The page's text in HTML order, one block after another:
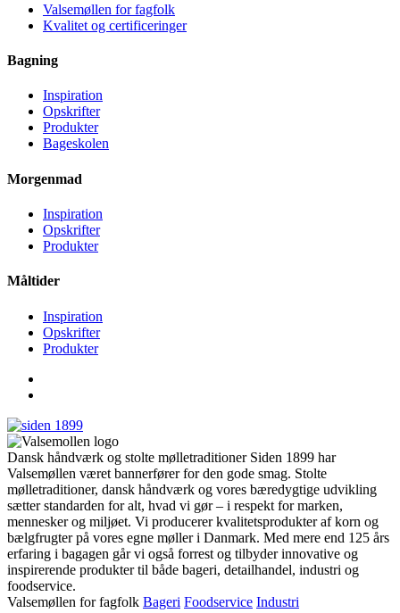
Valsemøllen for fagfolk
Kvalitet og certificeringer
Bagning
Inspiration
Opskrifter
Produkter
Bageskolen
Morgenmad
Inspiration
Opskrifter
Produkter
Måltider
Inspiration
Opskrifter
Produkter
Dansk håndværk og stolte mølletraditioner Siden 1899 har
Valsemøllen været bannerfører for den gode smag. Stolte
mølletraditioner, dansk håndværk og vores bæredygtige udvikling
sætter standarden for alt, hvad vi gør – i respekt for marken,
mennesker og miljøet. Vi producerer kvalitetsprodukter af korn og
bælgfrugter på vores egne møller i Danmark. Med mere end 125 års
erfaring i bagagen går vi også forrest og tilbyder innovative og
inspirerende produkter til både bageri, detailhandel, industri og
foodservice.
Valsemøllen for fagfolk Bageri Foodservice Industri